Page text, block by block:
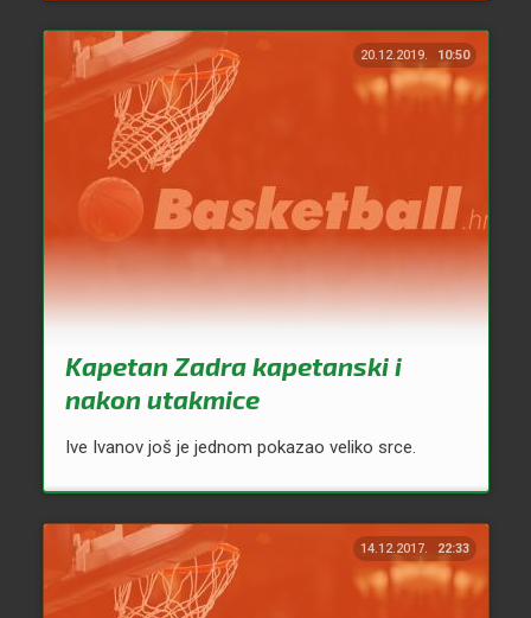
20.12.2019. 10:50
Kapetan Zadra kapetanski i
nakon utakmice
Ive Ivanov još je jednom pokazao veliko srce.
14.12.2017. 22:33